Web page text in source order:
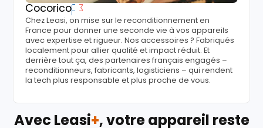
Cocorico
Chez Leasi, on mise sur le reconditionnement en
France pour donner une seconde vie à vos appareils
avec expertise et rigueur. Nos accessoires ? Fabriqués
localement pour allier qualité et impact réduit. Et
derrière tout ça, des partenaires français engagés –
reconditionneurs, fabricants, logisticiens – qui rendent
la tech plus responsable et plus proche de vous.
Avec Leasi+, votre appareil reste